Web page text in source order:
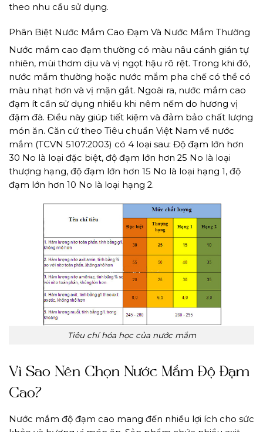
theo nhu cầu sử dụng.
Phân Biệt Nước Mắm Cao Đạm Và Nước Mắm Thường
Nước mắm cao đạm thường có màu nâu cánh gián tự
nhiên, mùi thơm dịu và vị ngọt hậu rõ rệt. Trong khi đó,
nước mắm thường hoặc nước mắm pha chế có thể có
màu nhạt hơn và vị mặn gắt. Ngoài ra, nước mắm cao
đạm ít cần sử dụng nhiều khi nêm nếm do hương vị
đậm đà. Điều này giúp tiết kiệm và đảm bảo chất lượng
món ăn. Căn cứ theo Tiêu chuẩn Việt Nam về nước
mắm (TCVN 5107:2003) có 4 loại sau: Độ đạm lớn hơn
30 No là loại đặc biệt, độ đạm lớn hơn 25 No là loại
thượng hạng, độ đạm lớn hơn 15 No là loại hạng 1, độ
đạm lớn hơn 10 No là loại hạng 2.
Tiêu chí hóa học của nước mắm
Vì Sao Nên Chọn Nước Mắm Độ Đạm
Cao?
Nước mắm độ đạm cao mang đến nhiều lợi ích cho sức